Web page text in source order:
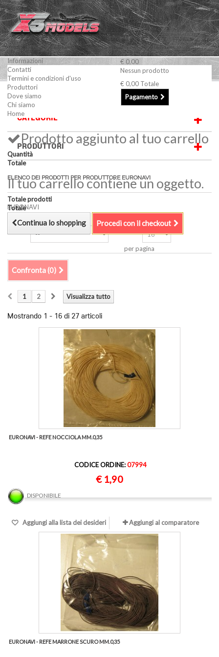
Informazioni
Contatti
Termini e condizioni d'uso
Produttori
Dove siamo
Chi siamo
Home
€ 0,00
Nessun prodotto
€ 0,00 Totale
Pagamento
Prodotto aggiunto al tuo carrello
Quantità
Totale
Il tuo carrello contiene un oggetto.
Totale prodotti
Totale
Continua lo shopping Procedi con il checkout
CATEGORIE
PRODUTTORI
ELENCO DEI PRODOTTI PER PRODUTTORE EURONAVI
EURONAVI
Mostra
per pagina
Confronta (0)
Visualizza tutto
1 2
Mostrando 1 - 16 di 27 articoli
EURONAVI - REFE NOCCIOLA MM.0,35
CODICE ORDINE:07994
€ 1,90
DISPONIBILE
Aggiungi alla lista dei desideri Aggiungi al comparatore
EURONAVI - REFE MARRONE SCURO MM.0,35